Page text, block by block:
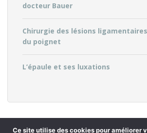
docteur Bauer
Chirurgie des lésions
du poignet
L’épaule et ses luxations
Ce site utilise des cookies pour améliorer